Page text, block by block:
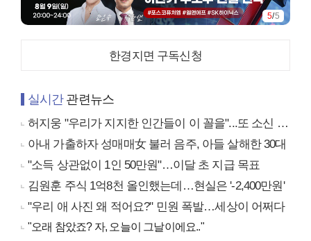
5/5
한경지면 구독신청
실시간관련뉴스
허지웅 "우리가 지지한 인간들이 이 꼴을"...또 소신 발언
아내 가출하자 성매매女 불러 음주, 아들 살해한 30대
"소득 상관없이 1인 50만원"…이달 초 지급 목표
김원훈 주식 1억8천 올인했는데…현실은 '-2,400만원'
"우리 애 사진 왜 적어요?" 민원 폭발…세상이 어쩌다
"오래 참았죠? 자, 오늘이 그날이에요.."